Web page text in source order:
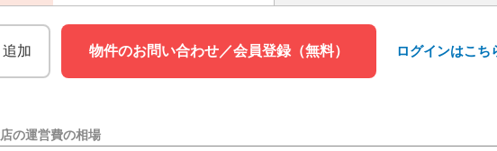
加 物件のお問い合わせ／会員登録（無料） ログインはこち
の運営費の相場